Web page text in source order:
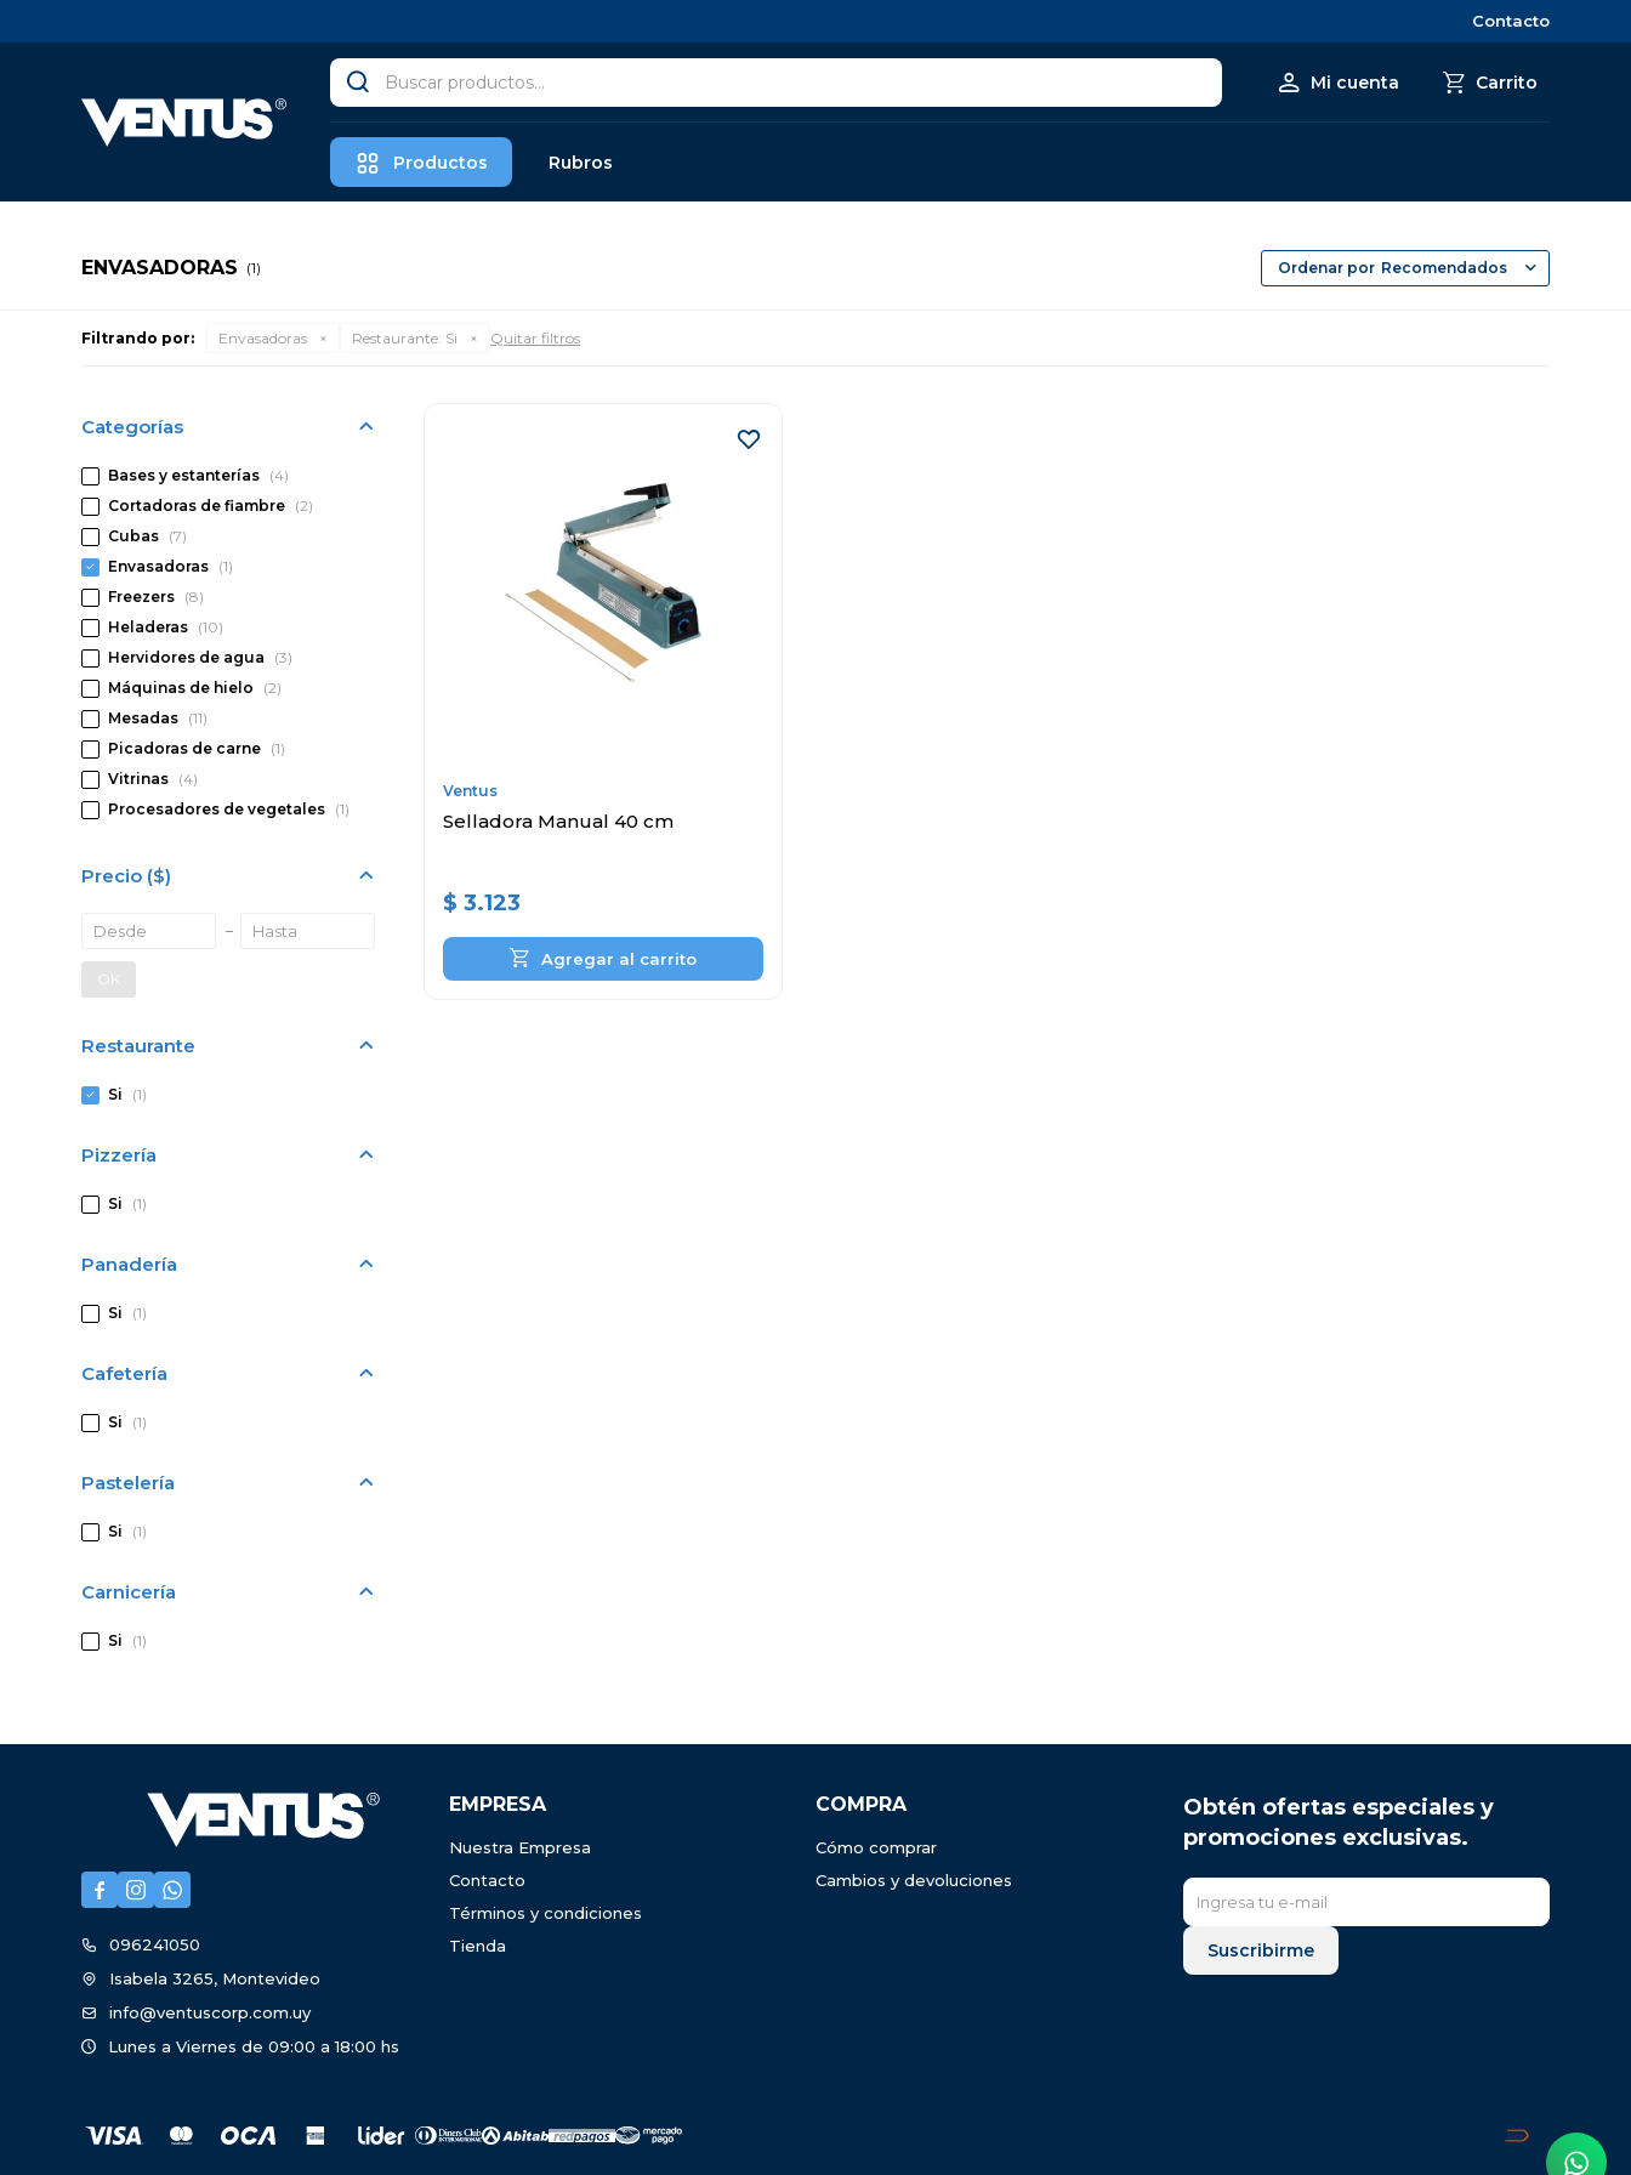
Productos Rubros
Contacto
ENVASADORAS (1) Recomendados
Filtrando por: Envasadoras Restaurante: Si Quitar filtros
Ventus
Selladora Manual 40 cm
$ 3.123
Categorías
Bases y estanterías (4)
Cortadoras de fiambre (2)
Cubas (7)
Envasadoras (1)
Freezers (8)
Heladeras (10)
Hervidores de agua
(3)
Máquinas de hielo
(2)
Mesadas (11)
Picadoras de carne (1)
Vitrinas (4)
Procesadores de vegetales (1)
Precio ($)
OK
Restaurante
Si (1)
Pizzería
Si (1)
Panadería
Si (1)
Cafetería
Si (1)
Pastelería
Si (1)
Carnicería
Si (1)
  
096241050
Isabela 3265, Montevideo
info@ventuscorp.com.uy
Lunes a Viernes de 09:00 a 18:00 hs
EMPRESA
Nuestra Empresa
Contacto
Términos y condiciones
Tienda
COMPRA
Cómo comprar
Cambios y devoluciones
Obtén ofertas especiales y
promociones exclusivas.
Suscribirme